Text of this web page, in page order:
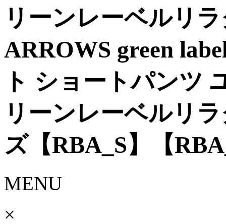
リーンレーベルリ
ARROWS green
ト ショートパンツ
リーンレーベルリ
ズ【RBA_S】【
MENU
×